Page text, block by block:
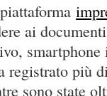
ai
registrato più
sono state